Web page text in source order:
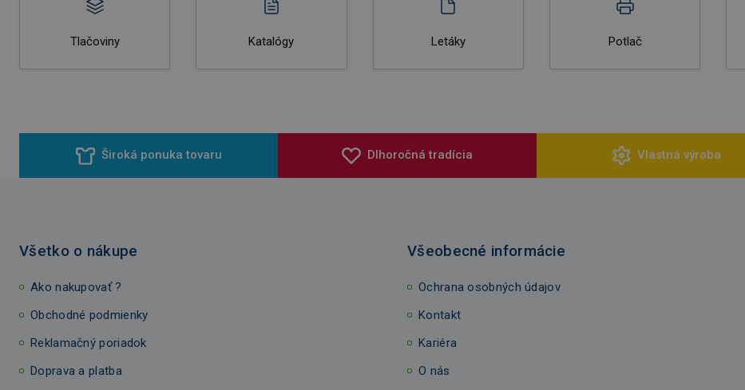
Tlačoviny Katalógy Letáky Potlač
Široká ponuka tovaru Dlhoročná tradícia Vlastná výroba
Všetko o nákupe
Ako nakupovať ?
Obchodné podmienky
Reklamačný poriadok
Doprava a platba
Všeobecné informácie
Ochrana osobných údajov
Kontakt
Kariéra
O nás